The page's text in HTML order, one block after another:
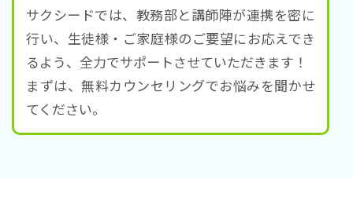
サクシードでは、教務部と講師陣が連携を密に
行い、生徒様・ご家庭様のご要望にお応えでき
るよう、全力でサポートさせていただきます！
まずは、無料カウンセリングでお悩みを聞かせ
てください。